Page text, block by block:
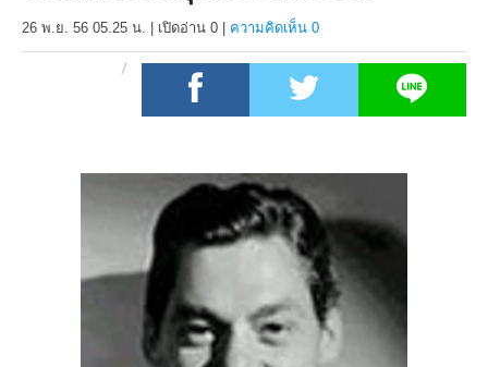
26 พ.ย. 56 05.25 น. เปิดอ่าน 0 ความคิดเห็น 0